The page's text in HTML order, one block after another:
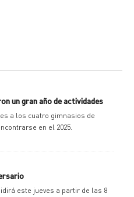
un gran año de actividades
a los cuatro gimnasios de
en el 2025.
este jueves a partir de las 8